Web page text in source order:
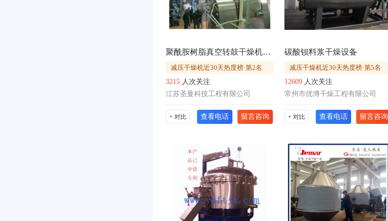
聚酰胺树脂真空转鼓干燥机SZG-5000
减压干燥机近30天热度榜·第2名
3215 人次关注
江苏圣曼科技工程有限公司
+ 对比 查看电话 留言咨询
碳酸钡料浆干燥设备
减压干燥机近30天热度榜·第5名
12609 人次关注
常州市优博干燥工程有限公司
+ 对比 查看电话 留言咨询